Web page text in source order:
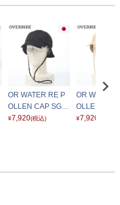
OR WATER RE P
OLLEN CAP SGP
（ウォーター リ ポ
¥7,920(税込)
OR WATER
OLLEN CAP
（ウォータ
¥7,920